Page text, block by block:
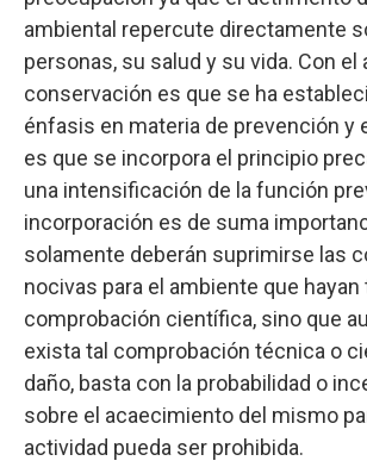
ambiental repercute directamente
personas, su salud y su vida. Con el
conservación es que se ha
énfasis en materia de prevención y
es que se incorpora el principio
una intensificación de la función
incorporación es de suma
solamente deberán suprimirse las
nocivas para el ambiente que hayan
comprobación científica, sino que
exista tal comprobación técnica o
daño, basta con la probabilidad o
sobre el acaecimiento del mismo
actividad pueda ser prohibida.